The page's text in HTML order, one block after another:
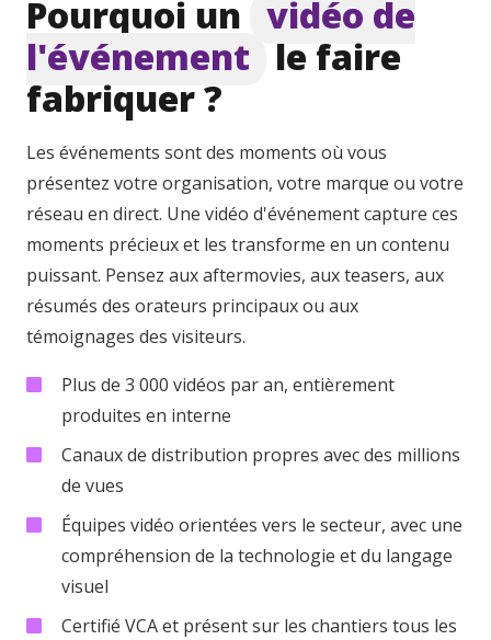
Pourquoi un vidéo de
l'événement
le faire
fabriquer ?
Les événements sont des moments où vous
présentez votre organisation, votre marque ou votre
réseau en direct. Une vidéo d'événement capture ces
moments précieux et les transforme en un contenu
puissant. Pensez aux aftermovies, aux teasers, aux
résumés des orateurs principaux ou aux
témoignages des visiteurs.
Plus de 3 000 vidéos par an, entièrement
produites en interne
Canaux de distribution propres avec des millions
de vues
Équipes vidéo orientées vers le secteur, avec une
compréhension de la technologie et du langage
visuel
Certifié VCA et présent sur les chantiers tous les